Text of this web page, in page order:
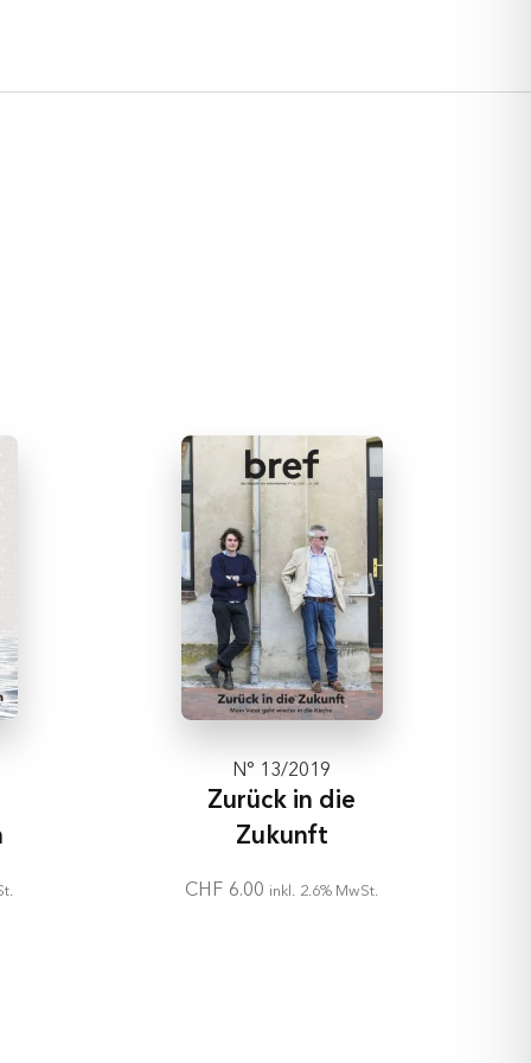
N° 13/2019
Zurück in die
Zukunft
CHF 6.00 inkl. 2.6% MwSt.